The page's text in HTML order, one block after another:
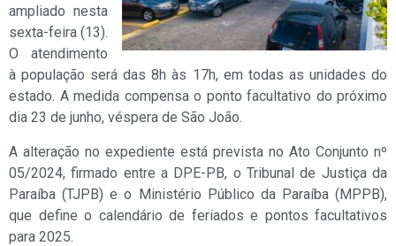
ampliado nesta
sexta-feira (13).
O atendimento
à população será das 8h às 17h, em todas as unidades do
estado. A medida compensa o ponto facultativo do próximo
dia 23 de junho, véspera de São João.
A alteração no expediente está prevista no Ato Conjunto nº
05/2024, firmado entre a DPE-PB, o Tribunal de Justiça da
Paraíba (TJPB) e o Ministério Público da Paraíba (MPPB),
que define o calendário de feriados e pontos facultativos
para 2025.